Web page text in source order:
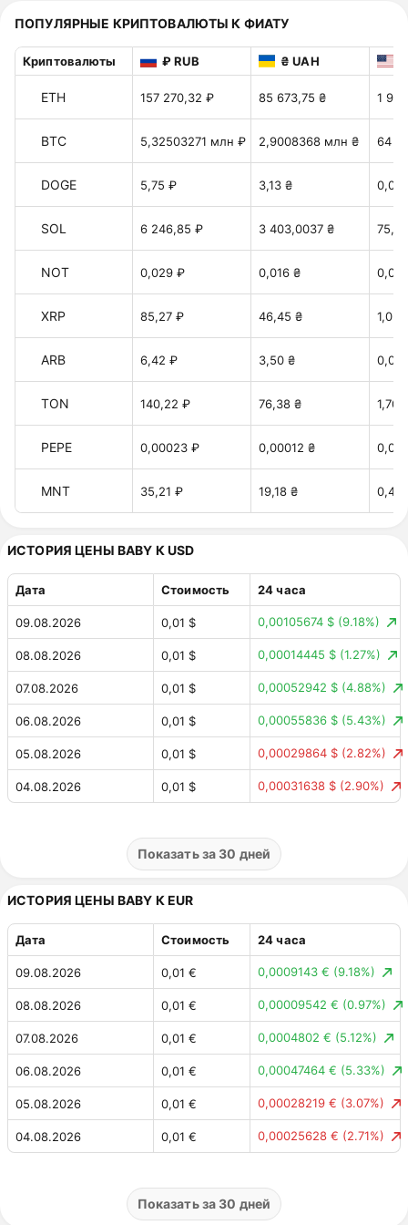
ПОПУЛЯРНЫЕ КРИПТОВАЛЮТЫ К ФИАТУ
Криптовалюты ₽ RUB ₴ UAH
ETH 157 270,32 ₽ 85 673,75 ₴ 1
BTC 5,32503271 млн ₽ 2,9008368 млн ₴ 64
DOGE 5,75 ₽ 3,13 ₴
SOL 6 246,85 ₽ 3 403,0037 ₴
NOT 0,029 ₽ 0,016 ₴
XRP 85,27 ₽ 46,45 ₴
ARB 6,42 ₽ 3,50 ₴
TON 140,22 ₽ 76,38 ₴ 1,70
PEPE 0,00023 ₽ 0,00012 ₴
MNT 35,21 ₽ 19,18 ₴ 0,42
ИСТОРИЯ ЦЕНЫ BABY К USD
Дата Стоимость 24 часа
09.08.2026 0,01 $ 0,00105674 $ (9.18%)
08.08.2026 0,01 $ 0,00014445 $ (1.27%)
07.08.2026 0,01 $ 0,00052942 $ (4.88%)
06.08.2026 0,01 $ 0,00055836 $ (5.43%)
05.08.2026 0,01 $ 0,00029864 $ (2.82%)
04.08.2026 0,01 $ 0,00031638 $ (2.90%)
0,01 $ 0,00152816 $
30.07.2026 0,00011096 $
0,01 $ 0,00058381 $ (5.00%)
0,01 $ 0,00095894 $ (7.59%)
0,01 $ 0,00022851 $ (1.84%)
0,01 $ 0,0000999 $ (0.81%)
0,01 $ 0,00021104 $ (1.69%)
0,01 $ 0,00011243 $ (0.89%)
0,01 $ 0,00006123 $
Показать за 30 дней
ИСТОРИЯ ЦЕНЫ BABY К EUR
Дата Стоимость 24 часа
09.08.2026 0,01 € 0,0009143 € (9.18%)
08.08.2026 0,01 € 0,00009542 € (0.97%)
07.08.2026 0,01 € 0,0004802 € (5.12%)
06.08.2026 0,01 € 0,00047464 € (5.33%)
05.08.2026 0,01 € 0,00028219 € (3.07%)
04.08.2026 0,01 € 0,00025628 € (2.71%)
0,01 € 0,00132532 €
Показать за 30 дней